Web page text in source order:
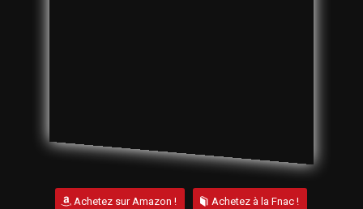
Achetez sur Amazon ! Achetez à la Fnac !